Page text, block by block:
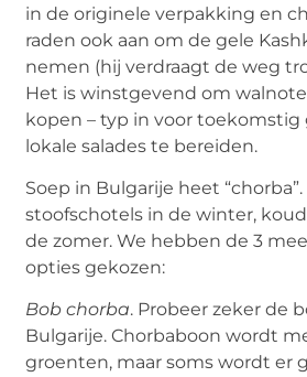
in de originele verpakking en
raden ook aan om de gele
nemen (hij verdraagt ​​de weg
Het is winstgevend om
kopen – typ in voor
lokale salades te bereiden.
Soep in Bulgarije heet
stoofschotels in de winter,
de zomer. We hebben de 3
opties gekozen:
Bob chorba. Probeer zeker de
Bulgarije. Chorbaboon wordt
groenten, maar soms wordt er